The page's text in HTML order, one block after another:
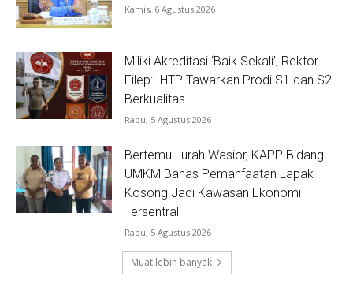
Kamis, 6 Agustus 2026
Miliki Akreditasi ‘Baik Sekali’, Rektor
Filep: IHTP Tawarkan Prodi S1 dan S2
Berkualitas
Rabu, 5 Agustus 2026
Bertemu Lurah Wasior, KAPP Bidang
UMKM Bahas Pemanfaatan Lapak
Kosong Jadi Kawasan Ekonomi
Tersentral
Rabu, 5 Agustus 2026
Muat lebih banyak